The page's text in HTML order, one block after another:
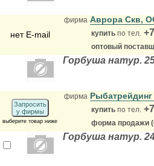
нет E-mail
фирма Аврора Скв,
купить по тел.
оптовый
Горбуша натур.
Запросить
у фирмы
выберите товар ниже
фирма Рыбатрейдинг
купить по тел.
форма продажи
Горбуша натур.